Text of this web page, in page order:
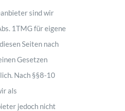
sind wir
1TMG für eigene
Seiten nach
Gesetzen
Nach §§8-10
als
jedoch nicht